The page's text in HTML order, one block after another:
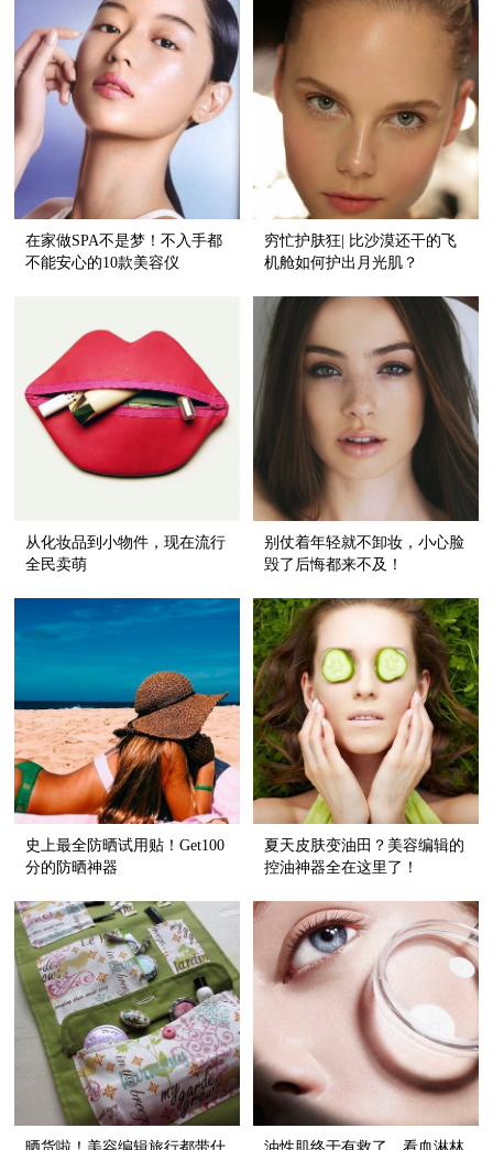
在家做SPA不是梦！不入手都
不能安心的10款美容仪
穷忙护肤狂| 比沙漠还干的飞
机舱如何护出月光肌？
从化妆品到小物件，现在流行
全民卖萌
别仗着年轻就不卸妆，小心脸
毁了后悔都来不及！
史上最全防晒试用贴！Get100
分的防晒神器
夏天皮肤变油田？美容编辑的
控油神器全在这里了！